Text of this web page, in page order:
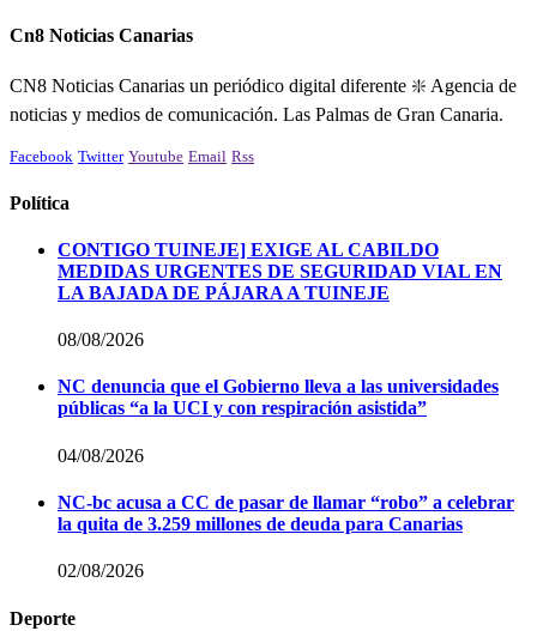
Cn8 Noticias Canarias
CN8 Noticias Canarias un periódico digital diferente ❇️ Agencia de
noticias y medios de comunicación. Las Palmas de Gran Canaria.
Facebook Twitter Youtube Email Rss
Política
CONTIGO TUINEJE] EXIGE AL CABILDO
MEDIDAS URGENTES DE SEGURIDAD VIAL EN
LA BAJADA DE PÁJARA A TUINEJE
08/08/2026
NC denuncia que el Gobierno lleva a las universidades
públicas “a la UCI y con respiración asistida”
04/08/2026
NC-bc acusa a CC de pasar de llamar “robo” a celebrar
la quita de 3.259 millones de deuda para Canarias
02/08/2026
Deporte